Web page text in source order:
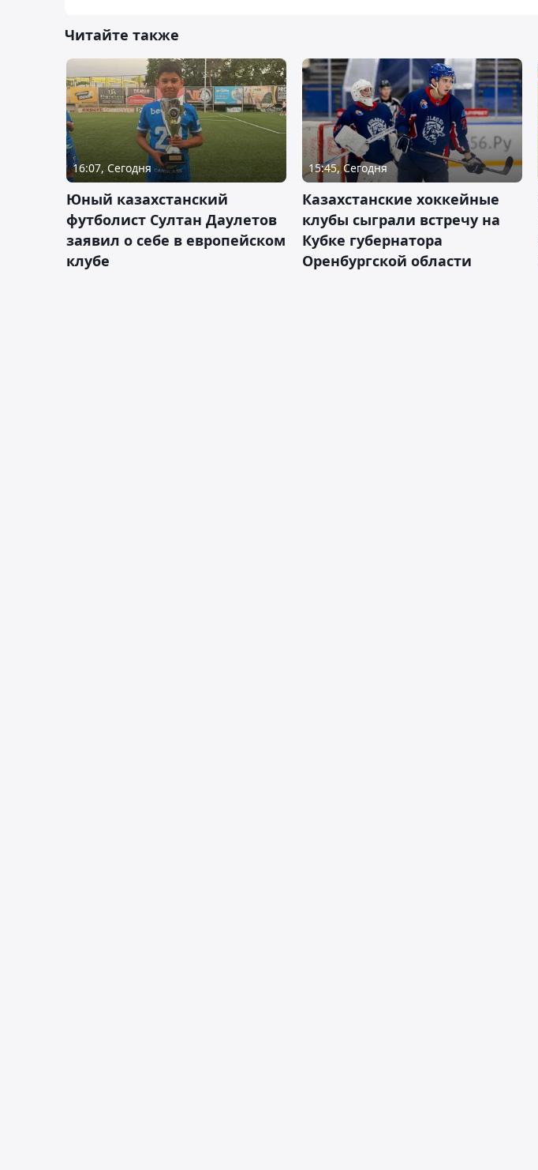
Читайте также
16:07, Сегодня
Юный казахстанский
футболист Султан Даулетов
заявил о себе в европейском
клубе
15:45, Сегодня
Казахстанские хоккейные
клубы сыграли встречу на
Кубке губернатора
Оренбургской области